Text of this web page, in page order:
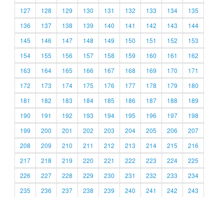
127
128 129 130 131 132 133 134
135
136
137 138 139 140 141 142 143
144
145
146 147 148 149 150 151 152
153
154
155 156 157 158 159 160 161
162
163
164 165 166 167 168 169 170
171
172
173 174 175 176 177 178 179
180
181
182 183 184 185 186 187 188
189
190
191 192 193 194 195 196 197
198
199
200 201 202 203 204 205 206
207
208
209 210 211 212 213 214 215
216
217
218 219 220 221 222 223 224
225
226
227 228 229 230 231 232 233
234
235
236 237 238 239 240 241 242 243